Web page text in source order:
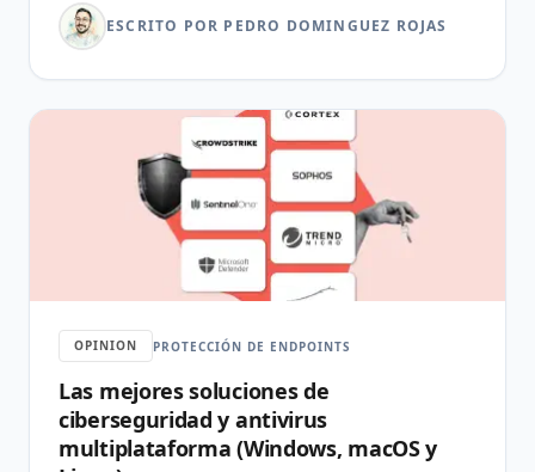
ESCRITO POR PEDRO DOMINGUEZ ROJAS
OPINION PROTECCIÓN DE ENDPOINTS
Las mejores soluciones de
ciberseguridad y antivirus
multiplataforma (Windows, macOS y